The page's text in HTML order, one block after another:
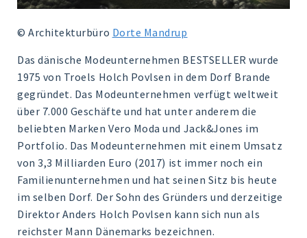
© Architekturbüro Dorte Mandrup
Das dänische Modeunternehmen BESTSELLER wurde
1975 von Troels Holch Povlsen in dem Dorf Brande
gegründet. Das Modeunternehmen verfügt weltweit
über 7.000 Geschäfte und hat unter anderem die
beliebten Marken Vero Moda und Jack&Jones im
Portfolio. Das Modeunternehmen mit einem Umsatz
von 3,3 Milliarden Euro (2017) ist immer noch ein
Familienunternehmen und hat seinen Sitz bis heute
im selben Dorf. Der Sohn des Gründers und derzeitige
Direktor Anders Holch Povlsen kann sich nun als
reichster Mann Dänemarks bezeichnen.